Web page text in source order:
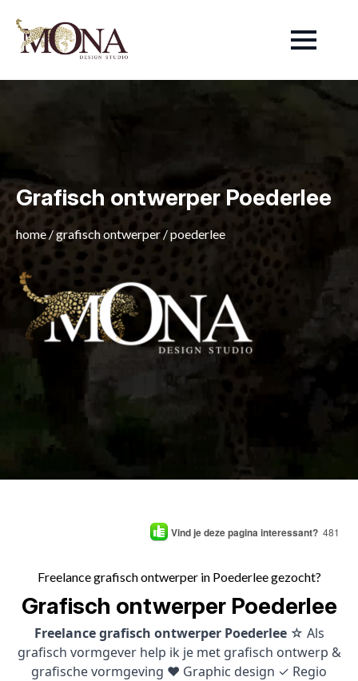
Grafisch ontwerper Poederlee
home /grafisch ontwerper /poederlee
Vind je deze pagina interessant? 481
Freelance grafisch ontwerper in Poederlee gezocht?
Grafisch ontwerper Poederlee
Freelance grafisch ontwerper Poederlee ☆ Als
grafisch vormgever help ik je met grafisch ontwerp &
grafische vormgeving ♥ Graphic design ✓ Regio